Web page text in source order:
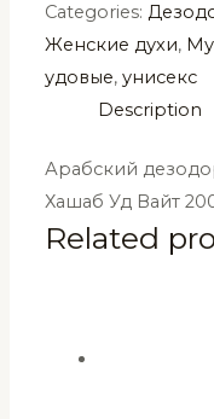
and
Oud
White
Хашаб
Вайт
200
мл
Categories:
Женские духи,
удовые,унисекс
Description
Арабский
Хашаб Уд Вайт
Related